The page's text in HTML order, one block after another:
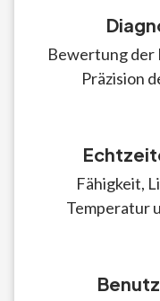
Bewertung der
Präzision
Fähigkeit,
Temperatur